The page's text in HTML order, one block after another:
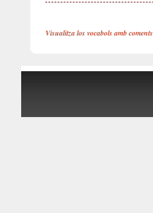
Visualitza los vocabols amb coments